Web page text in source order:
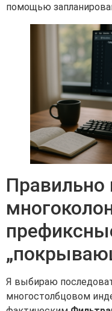
помощью
Правильно
Я выбираю
многостолбцовом